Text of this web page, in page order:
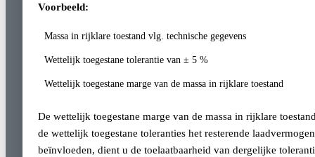
Voorbeeld:
Massa in rijklare toestand vlg. technische gegevens
Wettelijk toegestane tolerantie van ± 5 %
Wettelijk toegestane marge van de massa in rijklare toestand
De wettelijk toegestane marge van de massa in rijklare
de wettelijk toegestane toleranties het resterende
beïnvloeden, dient u de toelaatbaarheid van dergelijke